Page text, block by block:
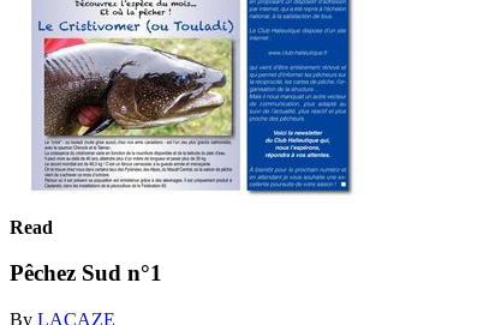
Read
Pêchez Sud n°1
By LACAZE